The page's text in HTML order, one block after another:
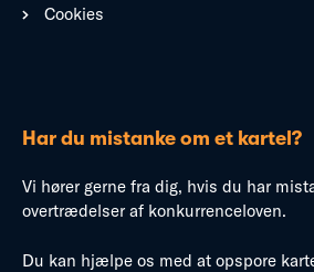
Cookies
Har du mistanke om et kartel?
Vi hører gerne fra dig, hvis du har
overtrædelser af konkurrenceloven.
Du kan hjælpe os med at opspore